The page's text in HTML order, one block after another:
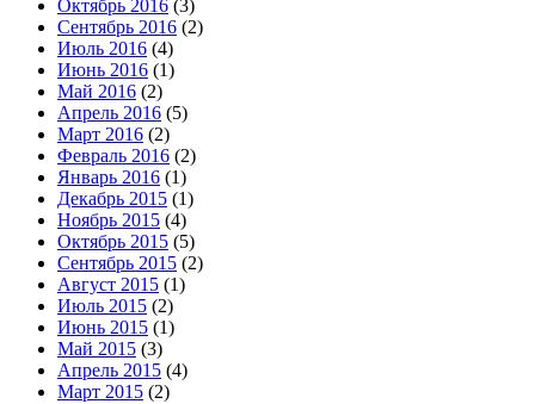
Октябрь 2016 (3)
Сентябрь 2016 (2)
Июль 2016 (4)
Июнь 2016 (1)
Май 2016 (2)
Апрель 2016 (5)
Март 2016 (2)
Февраль 2016 (2)
Январь 2016 (1)
Декабрь 2015 (1)
Ноябрь 2015 (4)
Октябрь 2015 (5)
Сентябрь 2015 (2)
Август 2015 (1)
Июль 2015 (2)
Июнь 2015 (1)
Май 2015 (3)
Апрель 2015 (4)
Март 2015 (2)